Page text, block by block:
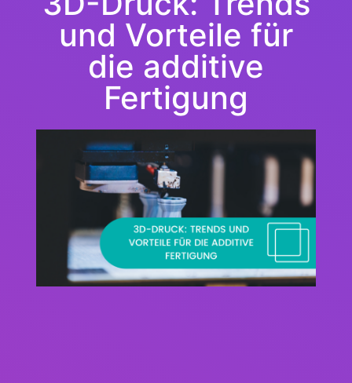
und Vorteile für
die additive
Fertigung